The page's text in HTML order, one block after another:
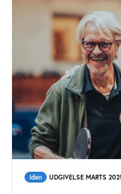
Idan UDGIVELSE MARTS